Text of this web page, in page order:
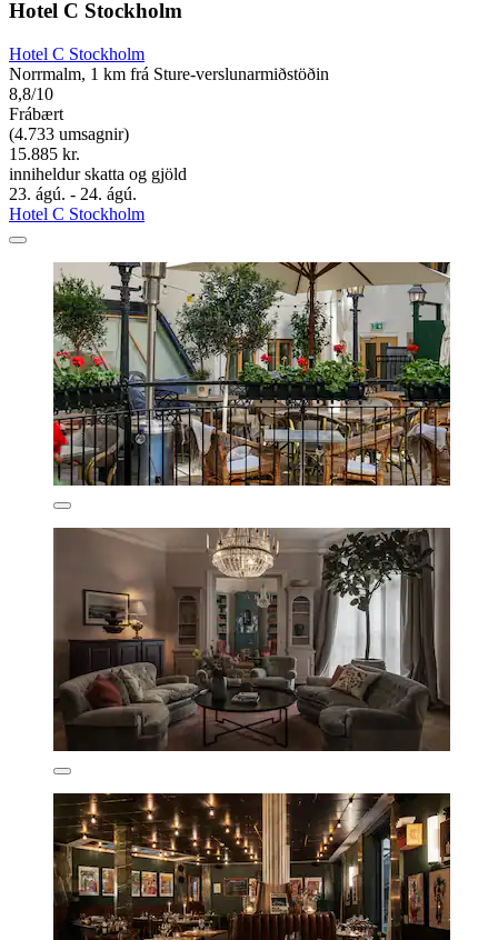
Hotel C Stockholm
Hotel C Stockholm
Norrmalm, 1 km frá Sture-verslunarmiðstöðin
8,8/10
Frábært
(4.733 umsagnir)
15.885 kr.
inniheldur skatta og gjöld
23. ágú. - 24. ágú.
Hotel C Stockholm